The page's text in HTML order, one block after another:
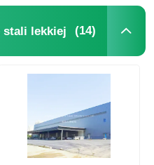
stali lekkiej (14)